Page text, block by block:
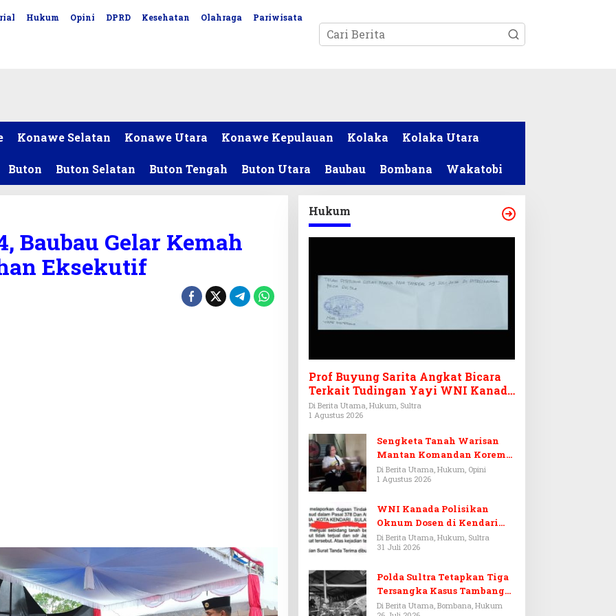
Hukum Opini DPRD Kesehatan Olahraga Pariwisata
Konawe Selatan Konawe Utara Konawe Kepulauan Kolaka Kolaka Utara
Buton Buton Selatan Buton Tengah Buton Utara Baubau Bombana Wakatobi
Baubau Gelar Kemah
Eksekutif
Hukum
Prof Buyung Sarita Angkat Bicara
Terkait Tudingan Yayi WNI Kanada
Ditagih Utang Rp3,6 Miliar
Di Berita Utama, Hukum, Sultra
1 Agustus 2026
Sengketa Tanah Warisan
Mantan Komandan Korem
143/HO, Ketika Warisan
Menjadi Arena Pemerasan
Di Berita Utama, Hukum, Opini
1 Agustus 2026
WNI Kanada Polisikan
Oknum Dosen di Kendari
Terkait Aset Puluhan Miliar
Di Berita Utama, Hukum, Sultra
31 Juli 2026
Polda Sultra Tetapkan Tiga
Tersangka Kasus Tambang
Emas Ilegal di Bombana
Di Berita Utama, Bombana, Hukum